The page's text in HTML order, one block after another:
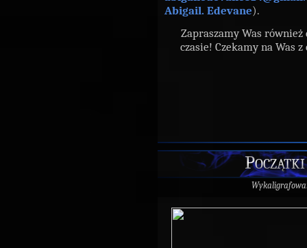
Abigail. Edevane).
Zapraszamy Was
czasie! Czekamy na